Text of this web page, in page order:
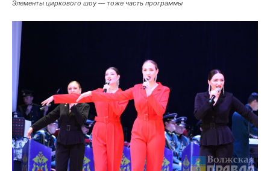
Элементы циркового шоу — тоже часть программы